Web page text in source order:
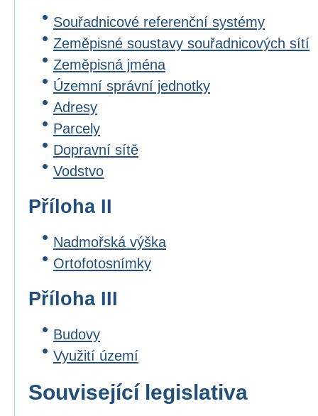
Souřadnicové referenční systémy
Zeměpisné soustavy souřadnicových sítí
Zeměpisná jména
Územní správní jednotky
Adresy
Parcely
Dopravní sítě
Vodstvo
Příloha II
Nadmořská výška
Ortofotosnímky
Příloha III
Budovy
Využití území
Související legislativa